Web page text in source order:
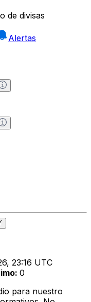
de divisas
Alertas
23:16 UTC
: 0
para nuestro